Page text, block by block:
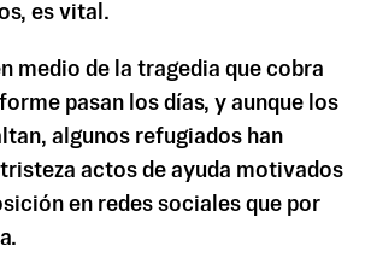
es vital.
medio de la tragedia que cobra
pasan los días, y aunque los
algunos refugiados han
actos de ayuda motivados
en redes sociales que por